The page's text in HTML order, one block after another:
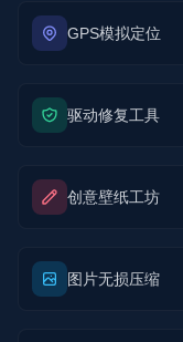
GPS模拟定位
驱动修复工具
创意壁纸工坊
图片无损压缩